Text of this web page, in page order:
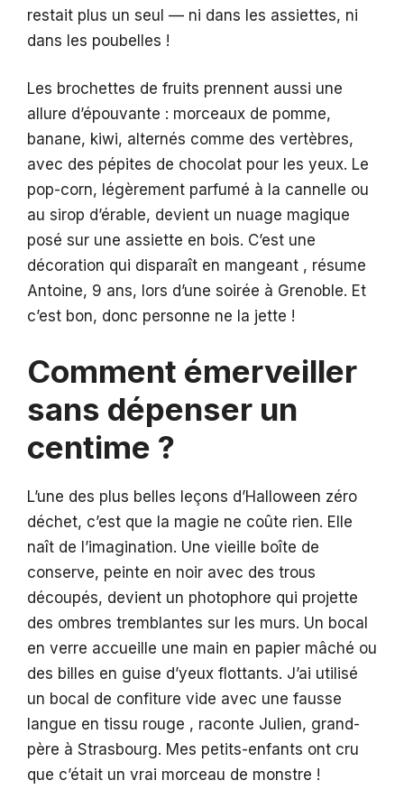
restait plus un seul — ni dans les assiettes, ni
dans les poubelles !
Les brochettes de fruits prennent aussi une
allure d’épouvante : morceaux de pomme,
banane, kiwi, alternés comme des vertèbres,
avec des pépites de chocolat pour les yeux. Le
pop-corn, légèrement parfumé à la cannelle ou
au sirop d’érable, devient un nuage magique
posé sur une assiette en bois. C’est une
décoration qui disparaît en mangeant , résume
Antoine, 9 ans, lors d’une soirée à Grenoble. Et
c’est bon, donc personne ne la jette !
Comment émerveiller
sans dépenser un
centime ?
L’une des plus belles leçons d’Halloween zéro
déchet, c’est que la magie ne coûte rien. Elle
naît de l’imagination. Une vieille boîte de
conserve, peinte en noir avec des trous
découpés, devient un photophore qui projette
des ombres tremblantes sur les murs. Un bocal
en verre accueille une main en papier mâché ou
des billes en guise d’yeux flottants. J’ai utilisé
un bocal de confiture vide avec une fausse
langue en tissu rouge , raconte Julien, grand-
père à Strasbourg. Mes petits-enfants ont cru
que c’était un vrai morceau de monstre !